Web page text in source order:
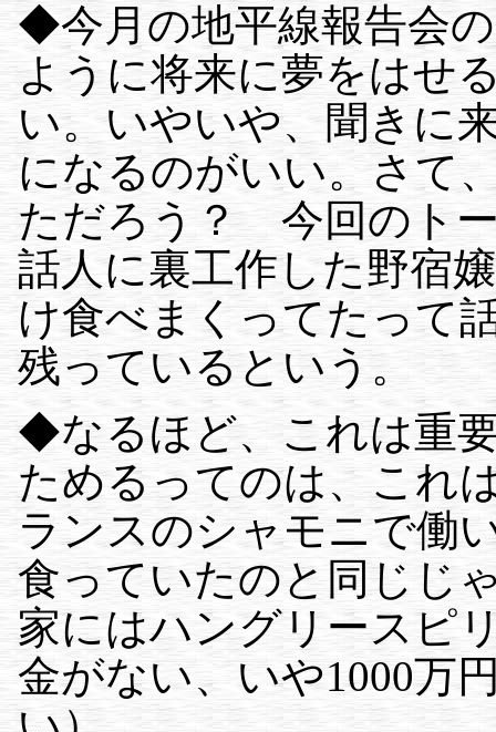
◆今月の地平線報告会
ように将来に夢をはせ
い。いやいや、聞きに
になるのがいい。さて
ただろう？ 今回のト
話人に裏工作した野宿
け食べまくってたって
残っているという。
◆なるほど、これは重
ためるってのは、これ
ランスのシャモニで働
食っていたのと同じじ
家にはハングリースピ
金がない、いや1000万